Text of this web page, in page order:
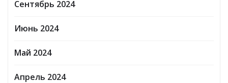
Сентябрь 2024
Июнь 2024
Май 2024
Апрель 2024